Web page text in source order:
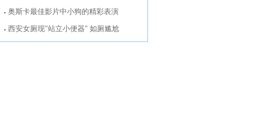
奥斯卡最佳影片中小狗的精彩表演
西安女厕现"站立小便器" 如厕尴尬